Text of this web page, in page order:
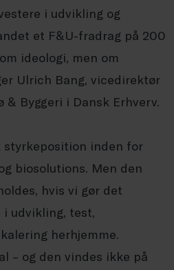
i udvikling og
et F&U-fradrag på 200
ideologi, men om
Ulrich Bang, vicedirektør
& Byggeri i Dansk Erhverv.
styrkeposition inden for
biosolutions. Men den
hvis vi gør det
udvikling, test,
herhjemme.
– og den vindes ikke på